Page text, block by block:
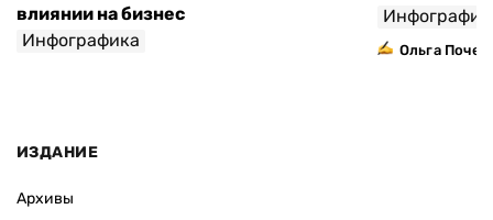
влиянии на бизнес
Инфографика
Ольга Почеп
ИЗДАНИЕ
Архивы